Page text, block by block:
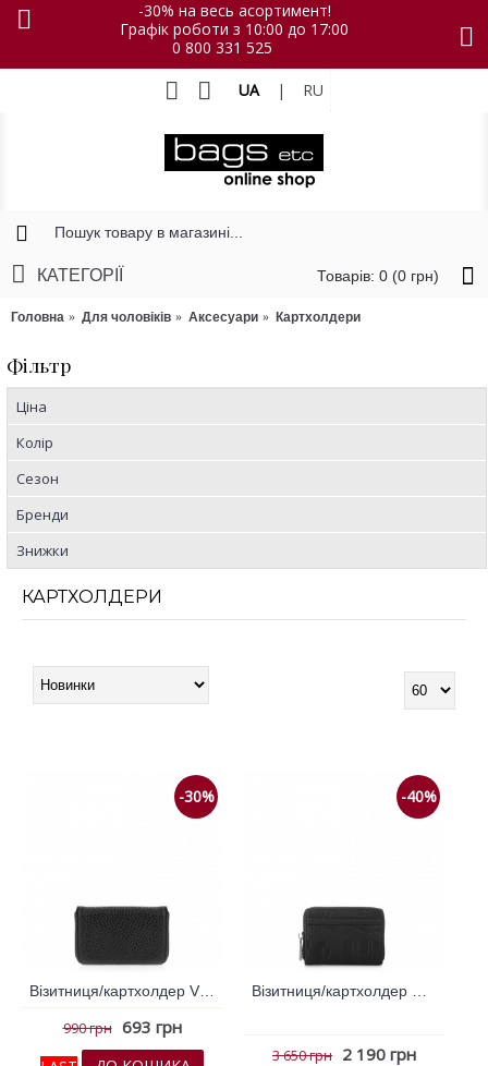
-30% на весь асортимент!
Графік роботи з 10:00 до 17:00
0 800 331 525
UA | RU
Товарів: 0 (0 грн)
КАТЕГОРІЇ
Головна Для чоловіків Аксесуари Картхолдери
Фільтр
Ціна
Колір
Сезон
Бренди
Знижки
КАРТХОЛДЕРИ
-30%
990 грн 693 грн
-40%
3 650 грн 2 190 грн